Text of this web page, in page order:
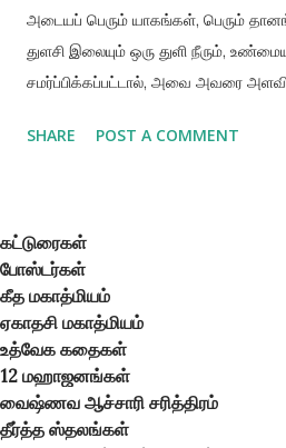
அடையப் பெரும் யாகங்கள், பெரும்
துளசி இலையும் ஒரு துளி நீரும்,
சமர்ப்பிக்கப்பட்டால், அவை அவரை
இந்த ஸ்லோகம் கௌதமீய தந்திர
கூறப்படுகிறது. இந்த ஸ்லோகத்தை
“இவ்வளவு சிறிய அர்ப்பணிப்புக்கும்
பகவான் நினைக்கிறார்” என்பதை
அவர் துளசி இலையும் கங்கை நீரையும்
பரமபுருஷனான கிருஷ்ணரை
நிகழ்வுகள் நமக்கு ஒரு நிலையான
பகவானை அடைய பொருள்
SHARE POST A COMMENT
கட்டுரைகள்
போஸ்டர்கள்
கீத மகாத்மியம்
ஏகாதசி மகாத்மியம்
உத்வேக கதைகள்
12 மஹாஜனங்கள்
வைஷ்ணவ ஆச்சாரி சரித்திரம்
தீர்த்த ஸ்தலங்கள்